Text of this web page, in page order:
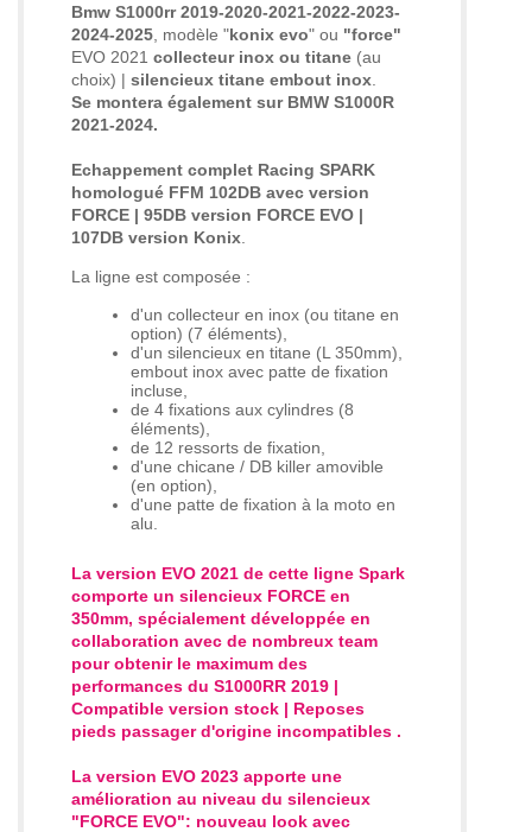
Bmw S1000rr 2019-2020-2021-2022-2023-
2024-2025 , modèle "konix evo" ou "force"
EVO 2021 collecteur inox ou titane (au
choix) | silencieux titane embout inox
Se montera également sur BMW S1000R
2021-2024.
Echappement complet Racing SPARK
homologué FFM 102DB avec version
FORCE | 95DB version FORCE EVO |
107DB version Konix
La ligne est composée :
d'un collecteur en inox (ou titane en
option) (7 éléments),
d'un silencieux en titane (L 350mm),
embout inox avec patte de fixation
incluse,
de 4 fixations aux cylindres (8
éléments),
de 12 ressorts de fixation,
d'une chicane / DB killer amovible
(en option),
d'une patte de fixation à la moto en
alu.
La version EVO 2021 de cette ligne Spark
comporte un silencieux FORCE en
350mm, spécialement développée en
collaboration avec de nombreux team
pour obtenir le maximum des
performances du S1000RR 2019 |
Compatible version stock | Reposes
pieds passager d'origine incompatibles .
La version EVO 2023 apporte une
amélioration au niveau du silencieux
"FORCE EVO": nouveau look avec